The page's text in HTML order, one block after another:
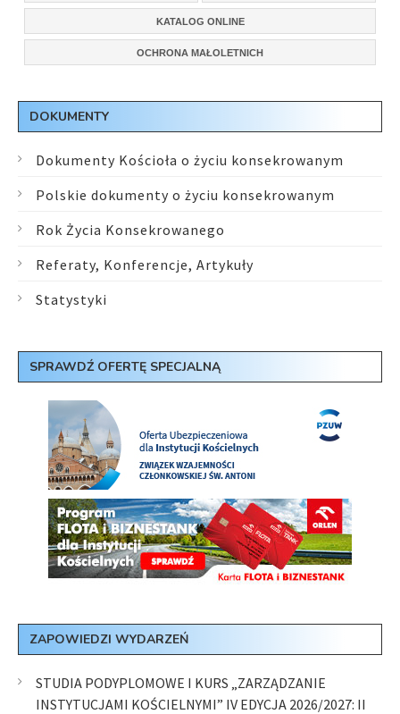
KATALOG ONLINE
OCHRONA MAŁOLETNICH
DOKUMENTY
Dokumenty Kościoła o życiu konsekrowanym
Polskie dokumenty o życiu konsekrowanym
Rok Życia Konsekrowanego
Referaty, Konferencje, Artykuły
Statystyki
SPRAWDŹ OFERTĘ SPECJALNĄ
ZAPOWIEDZI WYDARZEŃ
STUDIA PODYPLOMOWE I KURS „ZARZĄDZANIE
INSTYTUCJAMI KOŚCIELNYMI” IV EDYCJA 2026/2027: II